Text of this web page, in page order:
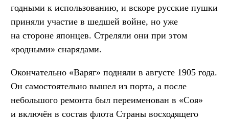
годными к использованию, и вскоре русские пушки
приняли участие в шедшей войне, но уже
на стороне японцев. Стреляли они при этом
«родными» снарядами.
Окончательно «Варяг» подняли в августе 1905 года.
Он самостоятельно вышел из порта, а после
небольшого ремонта был переименован в «Соя»
и включён в состав флота Страны восходящего